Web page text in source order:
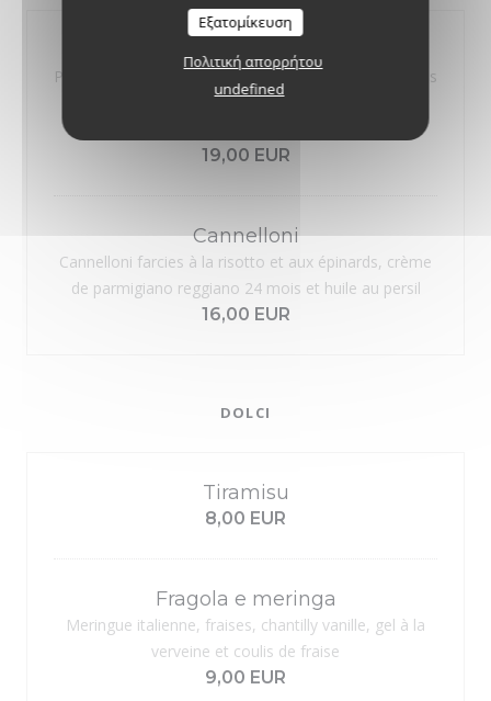
Εξατομίκευση
Πολιτική απορρήτου
undefined
Fettuccine alla Bolognese
Pâtes fraîches aux épinards avec un rage de 3 viandes
veau, boeuf et cochon mijoté pendant 12 heures,
19,00 EUR
Cannelloni
Cannelloni farcies à la risotto et aux épinards, crème
de parmigiano reggiano 24 mois et huile au persil
16,00 EUR
DOLCI
Tiramisu
8,00 EUR
Fragola e meringa
Meringue italienne, fraises, chantilly vanille, gel à la
verveine et coulis de fraise
9,00 EUR